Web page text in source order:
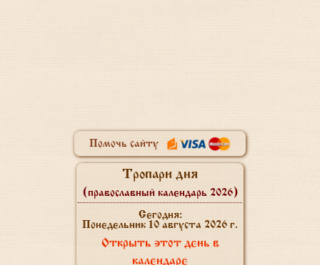
Помочь сайту
Тропари дня
(православный календарь 2026)
Сегодня:
Понедельник 10 августа 2026 г.
Открыть этот день в
календаре